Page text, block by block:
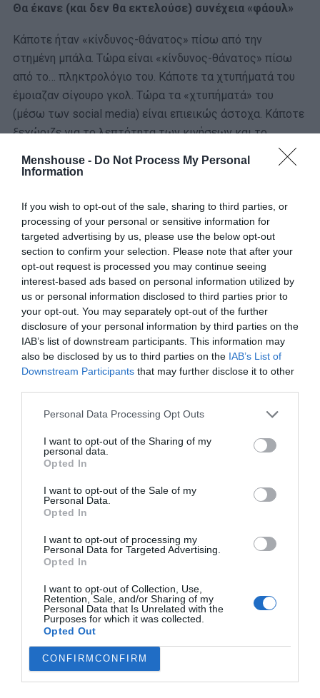
Menshouse - Do Not Process My Personal
Information
If you wish to opt-out of the sale, sharing to third parties, or
processing of your personal or sensitive information for
targeted advertising by us, please use the below opt-out
section to confirm your selection. Please note that after your
opt-out request is processed you may continue seeing
interest-based ads based on personal information utilized by
us or personal information disclosed to third parties prior to
your opt-out. You may separately opt-out of the further
disclosure of your personal information by third parties on the
IAB’s list of downstream participants. This information may
also be disclosed by us to third parties on the IAB’s List of
Downstream Participants that may further disclose it to other
Personal Data Processing Opt Outs
I want to opt-out of the Sharing of my
personal data.
Opted In
I want to opt-out of the Sale of my
Personal Data.
Opted In
I want to opt-out of processing my
Personal Data for Targeted Advertising.
Opted In
I want to opt-out of Collection, Use,
Retention, Sale, and/or Sharing of my
Personal Data that Is Unrelated with the
Purposes for which it was collected.
Opted Out
CONFIRM CONFIRM
Θα έκανε (και δεν θα εκτελούσε) συνέχεια «φάουλ»
Κάποτε ήταν «κίνδυνος-θάνατος» πίσω από την
στημένη μπάλα. Τώρα είναι «κίνδυνος-θάνατος» πίσω
από το… πληκτρολόγιο του. Κάποτε τα χτυπήματά του
έμοιαζαν σίγουρο γκολ. Τώρα τα «χτυπήματά» του
(μέσω των social media) είναι επιεικώς άστοχα. Κάποτε
ξεχώριζε για το λεπτότητα των κινήσεων και το
ντελικάτο στιλ του. Και τώρα -με την τραχύτητα και την
αγαρμποσύνη που εκφράζεται- έχει περάσει από το
σέντερ-μπακ που υποπίπτει συνεχώς σε «φάουλ».
Δεν θα έβγαινε ατσαλάκωτος από το γήπεδο
Ακόμα και ο ίδιος παραδεχόταν ότι δεν τον ενδιέφερε
ιδιαίτερα το μαρκάρισμα. Αποφεύγοντας τις πολλές
επαφές, τα μπλονζόν αυτοθυσίας και εννοείται τα
ήταν λασπωμένα. Αν έπαιζε όμως μπάλα με τη λογική
που έδειξε στο τελευταίο ποστάρισμά του, δεν θα
φοβόταν να κυλιστεί κάτω. Να ματώσει και να λερωθεί.
Γιατί αυτός πλένεται -σε αντίθεση με κομμουνιστές και
συριζαίους, τους οποίους (σε μια ακόμα επίδειξη ήθους)